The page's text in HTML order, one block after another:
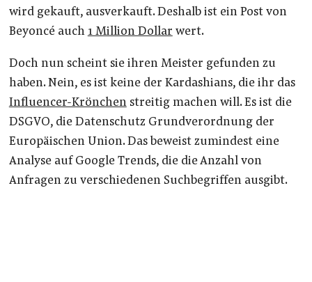
wird gekauft, ausverkauft. Deshalb ist ein Post von
Beyoncé auch 1 Million Dollar wert.
Doch nun scheint sie ihren Meister gefunden zu
haben. Nein, es ist keine der Kardashians, die ihr das
Influencer-Krönchenstreitig machen will. Es ist die
DSGVO, die Datenschutz Grundverordnung der
Europäischen Union. Das beweist zumindest eine
Analyse auf Google Trends, die die Anzahl von
Anfragen zu verschiedenen Suchbegriffen ausgibt.